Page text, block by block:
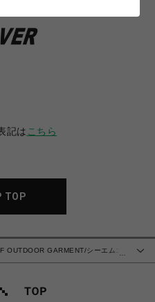
記は こちら
TOP
OUTDOOR GARMENT/シーエムエ